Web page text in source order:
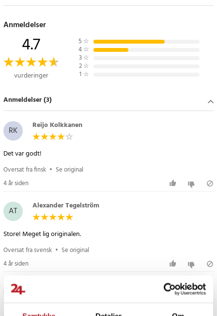
kompromis med kvalitet eller ydeevne, hvilket gør det til et godt
valg for alle el-scooterentusiaster, der sætter pris på pålidelighed
og holdbarhed.
- Model: 70/65-6.5
- Materiale: Gummi
- OD (ydre diameter): 25,4 cm
- ID (indvendig diameter): 16,5 cm
- Vægt: 620 g
Article number 79939
Anmeldelser
4.7
vurderinger
5 ☆
4 ☆
3 ☆
2 ☆
1 ☆
Anmeldelser (3)
RK Reijo Kolkkanen
Det var godt!
Oversat fra finsk • Se original
4 år siden
AT Alexander Tegelström
Store! Meget lig originalen.
Oversat fra svensk • Se original
4 år siden
SS